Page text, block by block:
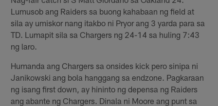
Lumusob ang Raiders sa buong kahabaan ng field at
sila ay umiskor nang itakbo ni Pryor ang 3 yarda para sa
TD. Lumapit sila sa Chargers ng 24-14 sa huling 7:43
ng laro.
Humanda ang Chargers sa onsides kick pero sinipa ni
Janikowski ang bola hanggang sa endzone. Pagkaraan
ng isang first down, ay hininto ng depensa ng Raiders
ang abante ng Chargers. Dinala ni Moore ang punt sa